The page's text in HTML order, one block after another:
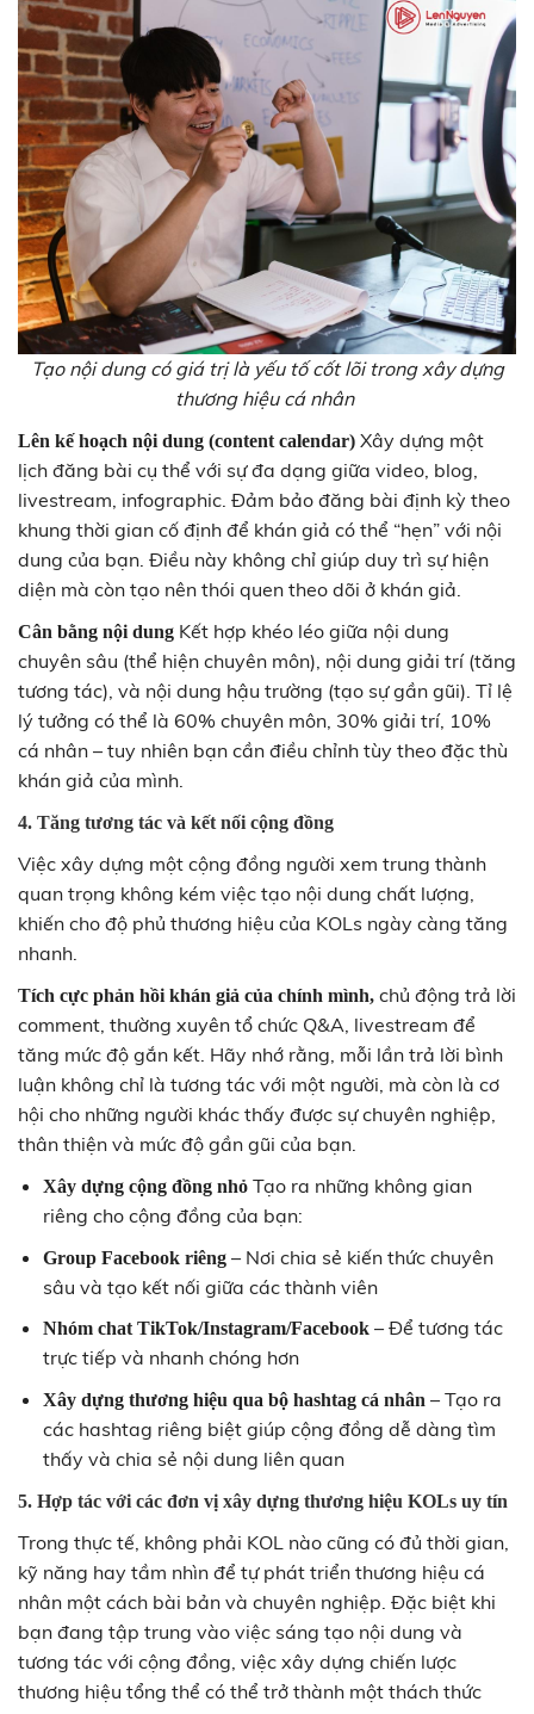
Tạo nội dung có giá trị là yếu tố cốt lõi trong xây dựng
thương hiệu cá nhân
Lên kế hoạch nội dung (content calendar) Xây dựng một
lịch đăng bài cụ thể với sự đa dạng giữa video, blog,
livestream, infographic. Đảm bảo đăng bài định kỳ theo
khung thời gian cố định để khán giả có thể “hẹn” với nội
dung của bạn. Điều này không chỉ giúp duy trì sự hiện
diện mà còn tạo nên thói quen theo dõi ở khán giả.
Cân bằng nội dung Kết hợp khéo léo giữa nội dung
chuyên sâu (thể hiện chuyên môn), nội dung giải trí (tăng
tương tác), và nội dung hậu trường (tạo sự gần gũi). Tỉ lệ
lý tưởng có thể là 60% chuyên môn, 30% giải trí, 10%
cá nhân – tuy nhiên bạn cần điều chỉnh tùy theo đặc thù
khán giả của mình.
4. Tăng tương tác và kết nối cộng đồng
Việc xây dựng một cộng đồng người xem trung thành
quan trọng không kém việc tạo nội dung chất lượng,
khiến cho độ phủ thương hiệu của KOLs ngày càng tăng
nhanh.
Tích cực phản hồi khán giả của chính mình, chủ động trả lời
comment, thường xuyên tổ chức Q&A, livestream để
tăng mức độ gắn kết. Hãy nhớ rằng, mỗi lần trả lời bình
luận không chỉ là tương tác với một người, mà còn là cơ
hội cho những người khác thấy được sự chuyên nghiệp,
thân thiện và mức độ gần gũi của bạn.
Xây dựng cộng đồng nhỏTạo ra những không gian
riêng cho cộng đồng của bạn:
Group Facebook riêng– Nơi chia sẻ kiến thức chuyên
sâu và tạo kết nối giữa các thành viên
Nhóm chat TikTok/Instagram/Facebook– Để tương tác
trực tiếp và nhanh chóng hơn
Xây dựng thương hiệu qua bộ hashtag cá nhân – Tạo ra
các hashtag riêng biệt giúp cộng đồng dễ dàng tìm
thấy và chia sẻ nội dung liên quan
5. Hợp tác với các đơn vị xây dựng thương hiệu KOLs uy tín
Trong thực tế, không phải KOL nào cũng có đủ thời gian,
kỹ năng hay tầm nhìn để tự phát triển thương hiệu cá
nhân một cách bài bản và chuyên nghiệp. Đặc biệt khi
bạn đang tập trung vào việc sáng tạo nội dung và
tương tác với cộng đồng, việc xây dựng chiến lược
thương hiệu tổng thể có thể trở thành một thách thức